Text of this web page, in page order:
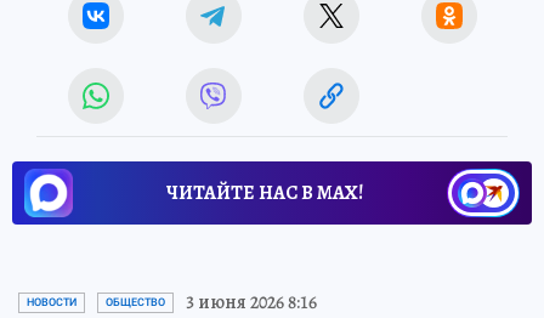
ЧИТАЙТЕ НАС В МАХ!
НОВОСТИ ОБЩЕСТВО 3 июня 2026 8:16